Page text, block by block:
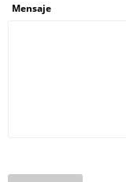
Mensaje